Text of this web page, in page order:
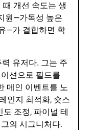
개선 속도는 생
원—가독성 높은
—가 결합하면 학
유저다. 그는 주
션으로 필드를
메인 이벤트를 노
인지 최적화, 숏스
조정, 파이널 테
의 시그니처다.